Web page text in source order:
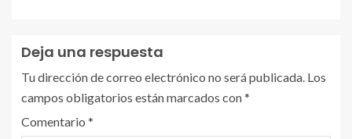
Deja una respuesta
Tu dirección de correo electrónico no será publicada. Los
campos obligatorios están marcados con*
Comentario *